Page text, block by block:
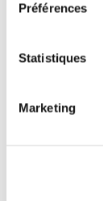
Préférences
Statistiques
Marketing